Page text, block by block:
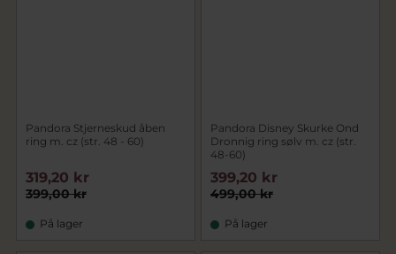
Pandora Stjerneskud åben
ring m. cz (str. 48 - 60)
399,00 kr
319,20 kr
På lager
Pandora Disney Skurke Ond
Dronnig ring sølv m. cz (str.
48-60)
499,00 kr
399,20 kr
På lager